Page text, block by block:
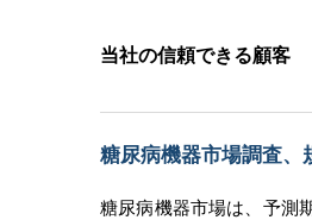
当社の信頼できる顧客
糖尿病機器市場調査
糖尿病機器市場は、予測